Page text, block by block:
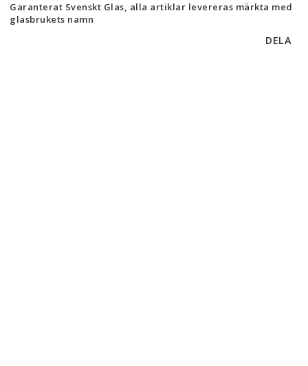
Garanterat Svenskt Glas, alla artiklar levereras märkta med
glasbrukets namn
DELA